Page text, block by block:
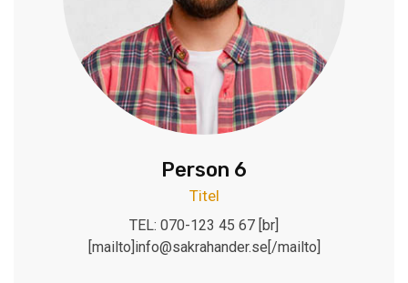
Person 6
Titel
TEL: 070-123 45 67 [br]
[mailto]info@sakrahander.se[/mailto]